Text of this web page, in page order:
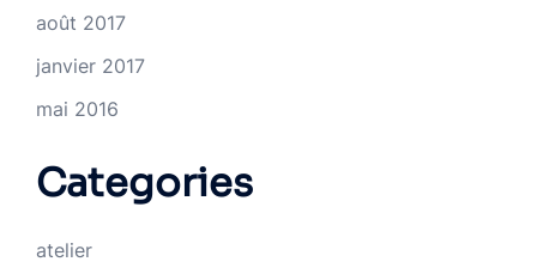
août 2017
janvier 2017
mai 2016
Categories
atelier